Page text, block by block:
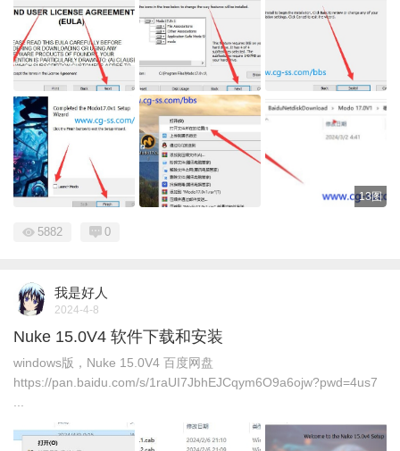
13图
5882 0
我是好人
2024-4-8
Nuke 15.0V4 软件下载和安装
windows版，Nuke 15.0V4 百度网盘
https://pan.baidu.com/s/1raUI7JbhEJCqym6O9a6ojw?pwd=4us7